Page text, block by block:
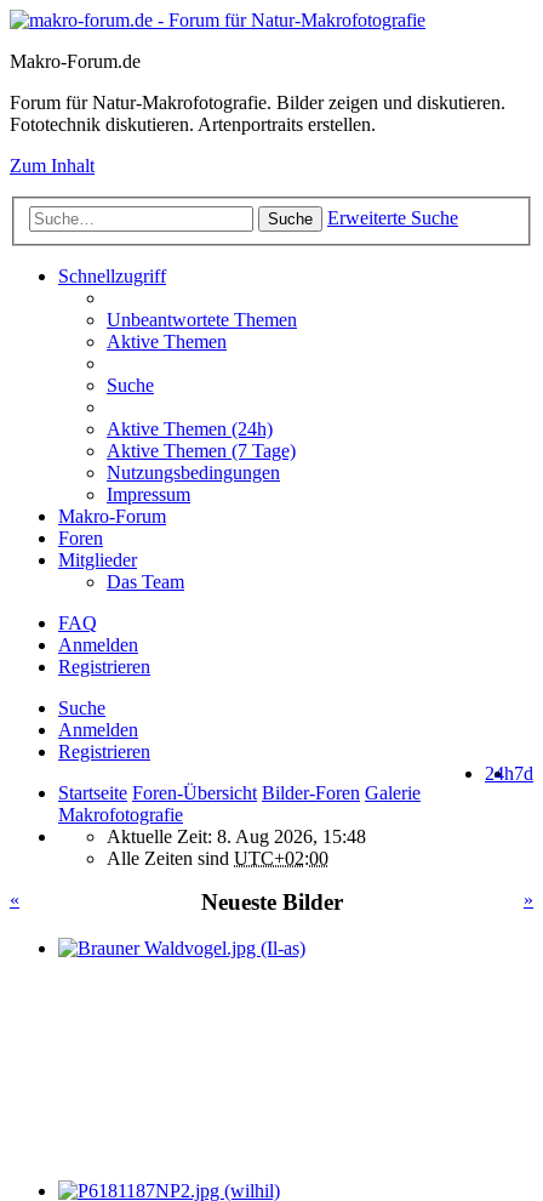
Makro-Forum.de
Forum für Natur-Makrofotografie. Bilder zeigen und diskutieren.
Fototechnik diskutieren. Artenportraits erstellen.
Zum Inhalt
Suche Erweiterte Suche
Schnellzugriff
Unbeantwortete Themen
Aktive Themen
Suche
Aktive Themen (24h)
Aktive Themen (7 Tage)
Nutzungsbedingungen
Impressum
Makro-Forum
Foren
Mitglieder
Das Team
FAQ
Anmelden
Registrieren
Suche
Anmelden
Registrieren
7d
24h
Startseite Foren-Übersicht Bilder-Foren Galerie
Makrofotografie
Aktuelle Zeit: 8. Aug 2026, 15:48
Alle Zeiten sind UTC+02:00
«
»
Neueste Bilder